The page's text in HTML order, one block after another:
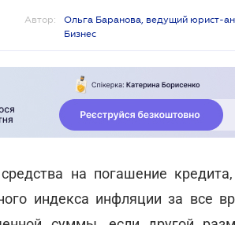
Автор:
Ольга Баранова, ведущий юрист-
Бизнес
на погашение
индекса инфляции за все